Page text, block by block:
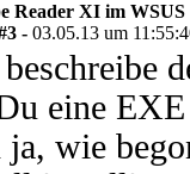
Reader XI im WSUS
- 03.05.13 um
eine
ja, wie